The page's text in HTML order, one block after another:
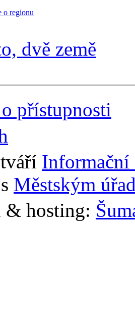
o regionu
dvě země
přístupnosti
Informační
Městským
& hosting: